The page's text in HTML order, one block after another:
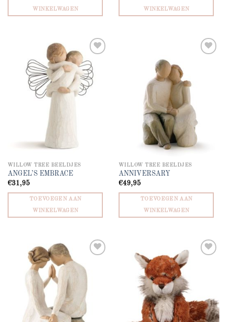
WINKELWAGEN WINKELWAGEN
Add to
wishlist
WILLOW TREE BEELDJES
ANGEL’S EMBRACE
€31,95
TOEVOEGEN AAN
WINKELWAGEN
WILLOW TREE BEELDJES
ANNIVERSARY
€49,95
TOEVOEGEN AAN
WINKELWAGEN
wishlist